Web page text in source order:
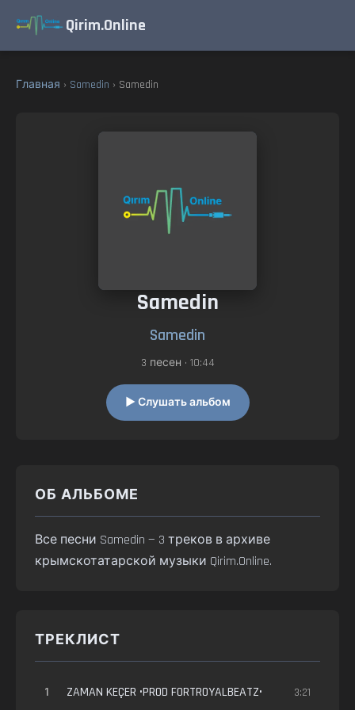
Qirim.Online
Главная › Samedin › Samedin
Samedin
Samedin
3 песен • 10:44
▶ Слушать альбом
ОБ АЛЬБОМЕ
Все песни Samedin — 3 треков в архиве
крымскотатарской музыки Qirim.Online.
ТРЕКЛИСТ
1 ZAMAN KEÇER •PROD FORTROYALBEATZ• 3:21